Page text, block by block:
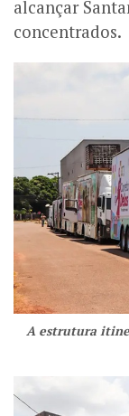
alcançar
concentrados.
A estrutura